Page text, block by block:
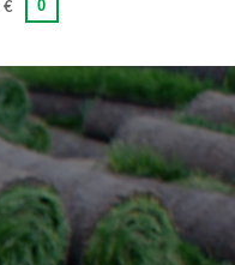
€ 0